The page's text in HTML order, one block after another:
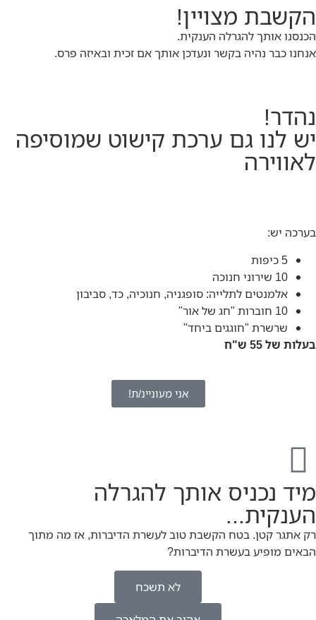
הקשבת מצויין!
הכנסנו אותך להגרלה הענקית.
אנחנו כבר נהיה בקשר ונעדכן אותך אם זכית ובאיזה פרס.
נהדר!
יש לנו גם ערכת קישוט שמוסיפה
לאווירה
בערכה יש:
5 כיפות
10 שירוני חנוכה
אלמנטים לתלייה: סופגניה, חנוכיה, כד, סביבון
10 חוברות "חג של אור"
שרשרת "חוגגים ביחד"
בעלות של 55 ש"ח
אני מעוניינ/ת!
מיד נכניס אותך להגרלה
הענקית...
רק אתגר קטן. בטח הקשבת טוב לעשרת הדיברות, אז מה מתוך
הבאים מופיע בעשרת הדיברות?
לא תשכח